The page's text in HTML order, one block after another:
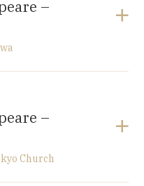
–
–
Church